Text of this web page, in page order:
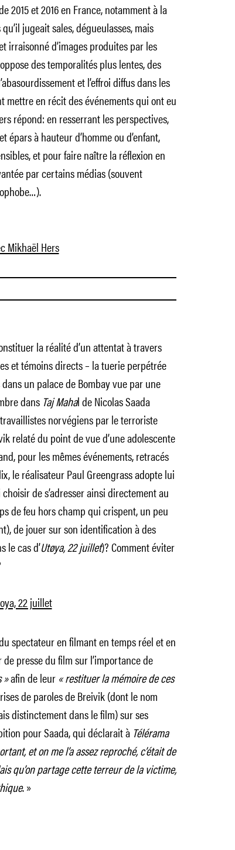
et 2016 en France, notamment à la
jugeait sales, dégueulasses, mais
irraisonné d’images produites par les
des temporalités plus lentes, des
et l’effroi diffus dans les
mettre en récit des événements qui ont eu
répond: en resserrant les perspectives,
à hauteur d’homme ou d’enfant,
et pour faire naître la réflexion en
par certains médias (souvent
Mikhaël Hers
la réalité d’un attentat à travers
et témoins directs – la tuerie perpétrée
un palace de Bombay vue par une
dans Taj Mahal de Nicolas Saada
norvégiens par le terroriste
relaté du point de vue d’une adolescente
pour les mêmes événements, retracés
le réalisateur Paul Greengrass adopte lui
de s’adresser ainsi directement au
de feu hors champ qui crispent, un peu
de jouer sur son identification à des
le cas d’Utøya, 22 juillet)? Comment éviter
22 juillet
spectateur en filmant en temps réel et en
presse du film sur l’importance de
»afin de leur « restituer la mémoire de ces
de paroles de Breivik (dont le nom
distinctement dans le film) sur ses
pour Saada, qui déclarait àTélérama
et on me l’a assez reproché, c’était de
qu’on partage cette terreur de la victime,
. »